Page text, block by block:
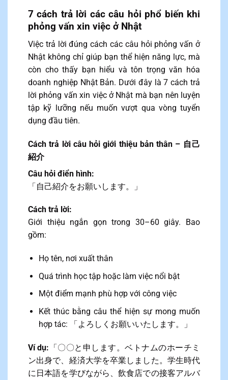
7 cách trả lời các câu hỏi phổ biến khi
phỏng vấn xin việc ở Nhật
Việc trả lời đúng cách các câu hỏi phỏng vấn ở
Nhật không chỉ giúp bạn thể hiện năng lực, mà
còn cho thấy bạn hiểu và tôn trọng văn hóa
doanh nghiệp Nhật Bản. Dưới đây là 7 cách trả
lời phỏng vấn xin việc ở Nhật mà bạn nên luyện
tập kỹ lưỡng nếu muốn vượt qua vòng tuyển
dụng đầu tiên.
Cách trả lời câu hỏi giới thiệu bản thân – 自己
紹介
Câu hỏi điển hình:
「自己紹介をお願いします。」
Cách trả lời:
Giới thiệu ngắn gọn trong 30–60 giây. Bao
gồm:
Họ tên, nơi xuất thân
Quá trình học tập hoặc làm việc nổi bật
Một điểm mạnh phù hợp với công việc
Kết thúc bằng câu thể hiện sự mong muốn
hợp tác: 「よろしくお願いいたします。」
Ví dụ: 「〇〇と申します。ベトナムのホーチミ
ン出身で、経済大学を卒業しました。学生時代
に日本語を学びながら、飲食店での接客アルバ